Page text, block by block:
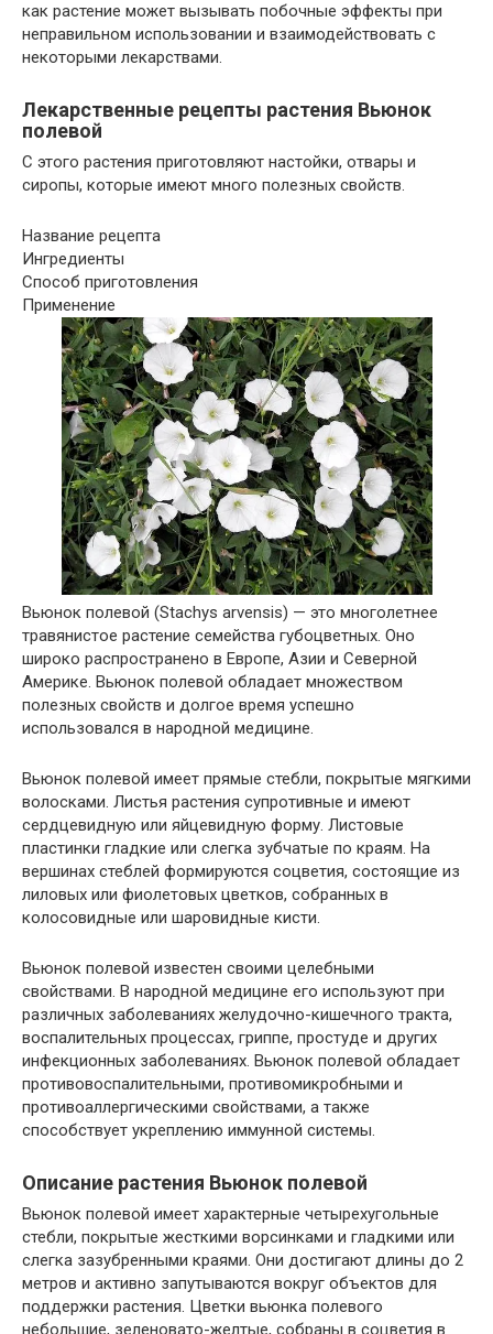
как растение может вызывать побочные эффекты при
неправильном использовании и взаимодействовать с
некоторыми лекарствами.
Лекарственные рецепты растения Вьюнок
полевой
С этого растения приготовляют настойки, отвары и
сиропы, которые имеют много полезных свойств.
Название рецепта
Ингредиенты
Способ приготовления
Применение
Вьюнок полевой (Stachys arvensis) — это многолетнее
травянистое растение семейства губоцветных. Оно
широко распространено в Европе, Азии и Северной
Америке. Вьюнок полевой обладает множеством
полезных свойств и долгое время успешно
использовался в народной медицине.
Вьюнок полевой имеет прямые стебли, покрытые мягкими
волосками. Листья растения супротивные и имеют
сердцевидную или яйцевидную форму. Листовые
пластинки гладкие или слегка зубчатые по краям. На
вершинах стеблей формируются соцветия, состоящие из
лиловых или фиолетовых цветков, собранных в
колосовидные или шаровидные кисти.
Вьюнок полевой известен своими целебными
свойствами. В народной медицине его используют при
различных заболеваниях желудочно-кишечного тракта,
воспалительных процессах, гриппе, простуде и других
инфекционных заболеваниях. Вьюнок полевой обладает
противовоспалительными, противомикробными и
противоаллергическими свойствами, а также
способствует укреплению иммунной системы.
Описание растения Вьюнок полевой
Вьюнок полевой имеет характерные четырехугольные
стебли, покрытые жесткими ворсинками и гладкими или
слегка зазубренными краями. Они достигают длины до 2
метров и активно запутываются вокруг объектов для
поддержки растения. Цветки вьюнка полевого
небольшие, зеленовато-желтые, собраны в соцветия в